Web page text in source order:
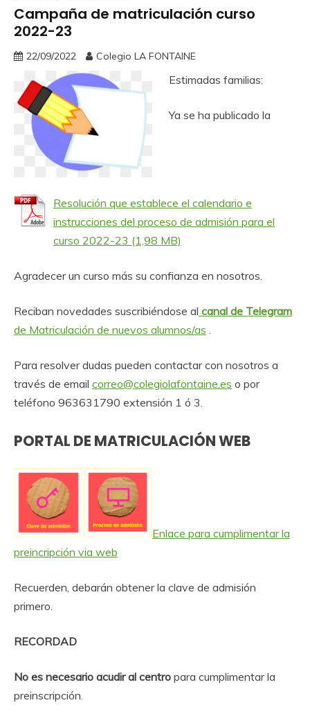
Campaña de matriculación curso
2022-23
22/09/2022 Colegio LA FONTAINE
Estimadas familias:
Ya se ha publicado la
Resolución que establece el calendario e
instrucciones del proceso de admisión para el
curso 2022-23
Agradecer un curso más su confianza en nosotros.
Reciban novedades suscribiéndose al canal de Telegram
de Matriculación de nuevos alumnos/as .
Para resolver dudas pueden contactar con nosotros a
través de email correo@colegiolafontaine.es o por
teléfono 963631790 extensión 1 ó 3.
PORTAL DE MATRICULACIÓN WEB
Enlace para cumplimentar la
preincripción via web
Recuerden, debarán obtener la clave de admisión
primero.
RECORDAD
No es necesario acudir al centro para cumplimentar la
preinscripción.